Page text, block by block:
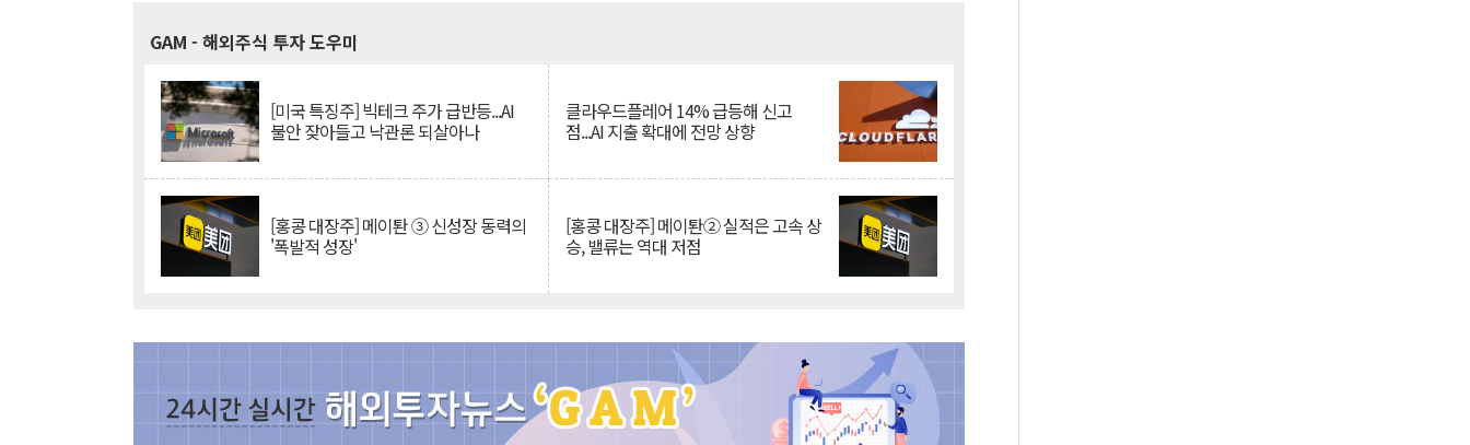
GAM - 해외주식 투자 도우미
[미국 특징주] 빅테크 주가 급반등...AI
불안 잦아들고 낙관론 되살아나
클라우드플레어 14% 급등해 신고
점...AI 지출 확대에 전망 상향
[홍콩 대장주] 메이퇀 ③ 신성장 동력의
'폭발적 성장'
[홍콩 대장주] 메이퇀② 실적은 고속 상
승, 밸류는 역대 저점